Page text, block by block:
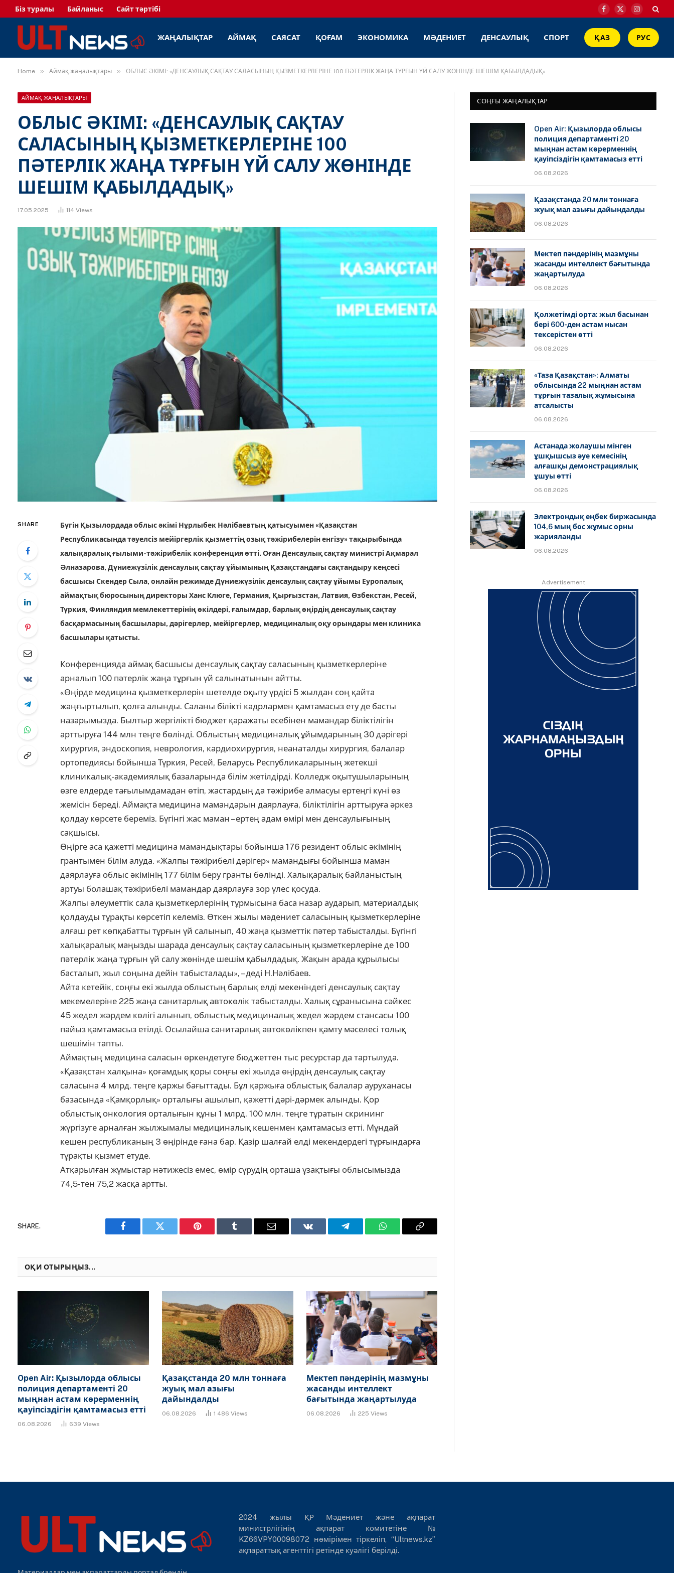
Біз туралы Байланыс Сайт тәртібі
Facebook
X
Instagram
ЖАҢАЛЫҚТАР АЙМАҚ САЯСАТ ҚОҒАМ ЭКОНОМИКА МӘДЕНИЕТ ДЕНСАУЛЫҚ СПОРТ ҚАЗ РУС
Home » Аймақ жаңалықтары » ОБЛЫС ӘКІМІ: «ДЕНСАУЛЫҚ САҚТАУ САЛАСЫНЫҢ ҚЫЗМЕТКЕРЛЕРІНЕ 100 ПӘТЕРЛІК ЖАҢА ТҰРҒЫН ҮЙ САЛУ ЖӨНІНДЕ ШЕШІМ ҚАБЫЛДАДЫҚ»
АЙМАҚ ЖАҢАЛЫҚТАРЫ
ОБЛЫС ӘКІМІ: «ДЕНСАУЛЫҚ САҚТАУ
САЛАСЫНЫҢ ҚЫЗМЕТКЕРЛЕРІНЕ 100
ПӘТЕРЛІК ЖАҢА ТҰРҒЫН ҮЙ САЛУ ЖӨНІНДЕ
ШЕШІМ ҚАБЫЛДАДЫҚ»
17.05.2025 114 Views
SHARE
Бүгін Қызылордада облыс әкімі Нұрлыбек Нәлібаевтың қатысуымен «Қазақстан
Республикасында тәуелсіз мейіргерлік қызметтің озық тәжірибелерін енгізу» тақырыбында
халықаралық ғылыми-тәжірибелік конференция өтті. Оған Денсаулық сақтау министрі Ақмарал
Әлназарова, Дүниежүзілік денсаулық сақтау ұйымының Қазақстандағы сақтандыру кеңсесі
басшысы Скендер Сыла, онлайн режимде Дүниежүзілік денсаулық сақтау ұйымы Еуропалық
аймақтық бюросының директоры Ханс Клюге, Германия, Қырғызстан, Латвия, Өзбекстан, Ресей,
Түркия, Финляндия мемлекеттерінің өкілдері, ғалымдар, барлық өңірдің денсаулық сақтау
басқармасының басшылары, дәрігерлер, мейіргерлер, медициналық оқу орындары мен клиника
басшылары қатысты.
Конференцияда аймақ басшысы денсаулық сақтау саласының қызметкерлеріне
арналып 100 пәтерлік жаңа тұрғын үй салынатынын айтты.
«Өңірде медицина қызметкерлерін шетелде оқыту үрдісі 5 жылдан соң қайта
жаңғыртылып, қолға алынды. Саланы білікті кадрлармен қамтамасыз ету де басты
назарымызда. Былтыр жергілікті бюджет қаражаты есебінен мамандар біліктілігін
арттыруға 144 млн теңге бөлінді. Облыстың медициналық ұйымдарының 30 дәрігері
хирургия, эндоскопия, неврология, кардиохирургия, неанаталды хирургия, балалар
ортопедиясы бойынша Түркия, Ресей, Беларусь Республикаларының жетекші
клиникалық-академиялық базаларында білім жетілдірді. Колледж оқытушыларының
өзге елдерде тағылымдамадан өтіп, жастардың да тәжірибе алмасуы ертеңгі күні өз
жемісін береді. Аймақта медицина мамандарын даярлауға, біліктілігін арттыруға әркез
қолдау көрсете береміз. Бүгінгі жас маман – ертең адам өмірі мен денсаулығының
сақшысы.
Өңірге аса қажетті медицина мамандықтары бойынша 176 резидент облыс әкімінің
грантымен білім алуда. «Жалпы тәжірибелі дәрігер» мамандығы бойынша маман
даярлауға облыс әкімінің 177 білім беру гранты бөлінді. Халықаралық байланыстың
артуы болашақ тәжірибелі мамандар даярлауға зор үлес қосуда.
Жалпы әлеуметтік сала қызметкерлерінің тұрмысына баса назар аударып, материалдық
қолдауды тұрақты көрсетіп келеміз. Өткен жылы мәдениет саласының қызметкерлеріне
алғаш рет көпқабатты тұрғын үй салынып, 40 жаңа қызметтік пәтер табысталды. Бүгінгі
халықаралық маңызды шарада денсаулық сақтау саласының қызметкерлеріне де 100
пәтерлік жаңа тұрғын үй салу жөнінде шешім қабылдадық. Жақын арада құрылысы
басталып, жыл соңына дейін табысталады», – деді Н.Нәлібаев.
Айта кетейік, соңғы екі жылда облыстың барлық елді мекеніндегі денсаулық сақтау
мекемелеріне 225 жаңа санитарлық автокөлік табысталды. Халық сұранысына сәйкес
45 жедел жәрдем көлігі алынып, облыстық медициналық жедел жәрдем стансасы 100
пайыз қамтамасыз етілді. Осылайша санитарлық автокөлікпен қамту мәселесі толық
шешімін тапты.
Аймақтың медицина саласын өркендетуге бюджеттен тыс ресурстар да тартылуда.
«Қазақстан халқына» қоғамдық қоры соңғы екі жылда өңірдің денсаулық сақтау
саласына 4 млрд. теңге қаржы бағыттады. Бұл қаржыға облыстық балалар ауруханасы
базасында «Қамқорлық» орталығы ашылып, қажетті дәрі-дәрмек алынды. Қор
облыстық онкология орталығын құны 1 млрд. 100 млн. теңге тұратын скрининг
жүргізуге арналған жылжымалы медициналық кешенмен қамтамасыз етті. Мұндай
кешен республиканың 3 өңірінде ғана бар. Қазір шалғай елді мекендердегі тұрғындарға
тұрақты қызмет етуде.
Атқарылған жұмыстар нәтижесіз емес, өмір сүрудің орташа ұзақтығы облысымызда
74,5-тен 75,2 жасқа артты.
SHARE.
Facebook Twitter Pinterest Tumblr Email VKontakteTelegram WhatsAppCopy
ОҚИ ОТЫРЫҢЫЗ...
Open Air: Қызылорда облысы
полиция департаменті 20
мыңнан астам көрерменнің
қауіпсіздігін қамтамасыз етті
06.08.2026 639 Views
Қазақстанда 20 млн тоннаға
жуық мал азығы
дайындалды
06.08.2026 1 486 Views
Мектеп пәндерінің мазмұны
жасанды интеллект
бағытында жаңартылуда
06.08.2026 225 Views
СОҢҒЫ ЖАҢАЛЫҚТАР
Open Air: Қызылорда облысы
полиция департаменті 20
мыңнан астам көрерменнің
қауіпсіздігін қамтамасыз етті
06.08.2026
Қазақстанда 20 млн тоннаға
жуық мал азығы дайындалды
06.08.2026
Мектеп пәндерінің мазмұны
жасанды интеллект бағытында
жаңартылуда
06.08.2026
Қолжетімді орта: жыл басынан
бері 600-ден астам нысан
тексерістен өтті
06.08.2026
«Таза Қазақстан»: Алматы
облысында 22 мыңнан астам
тұрғын тазалық жұмысына
атсалысты
06.08.2026
Астанада жолаушы мінген
ұшқышсыз әуе кемесінің
алғашқы демонстрациялық
ұшуы өтті
06.08.2026
Электрондық еңбек биржасында
104,6 мың бос жұмыс орны
жарияланды
06.08.2026
Advertisement
2024 жылы ҚР Мәдениет және ақпарат
министрлігінің ақпарат комитетіне №
KZ66VPY00098072 нөмірімен тіркеліп, “Ultnews.kz”
ақпараттық агенттігі ретінде куәлігі берілді.